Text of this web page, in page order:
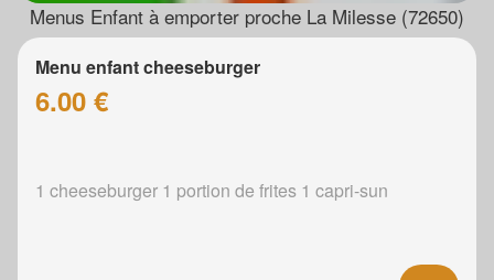
Menus Enfant à emporter proche La Milesse (72650)
Menu enfant cheeseburger
6.00 €
1 cheeseburger 1 portion de frites 1 capri-sun